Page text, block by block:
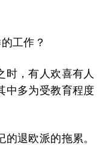
工作？
时，有人欢喜有人
中多为受教育程度
退欧派的拖累。